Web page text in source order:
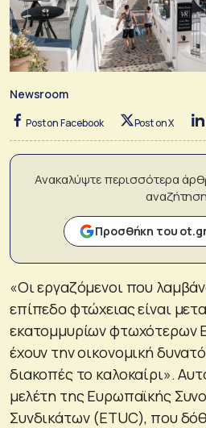
Newsroom
Post on Facebook Post on X
Ανακαλύψτε περισσότερα
Προσθήκη του
«Οι εργαζόμενοι που
επίπεδο φτώχειας είναι
εκατομμυρίων φτωχότερων
έχουν την οικονομική
διακοπές το καλοκαίρι».
μελέτη της Eυρωπαϊκής
Συνδικάτων (ETUC), που